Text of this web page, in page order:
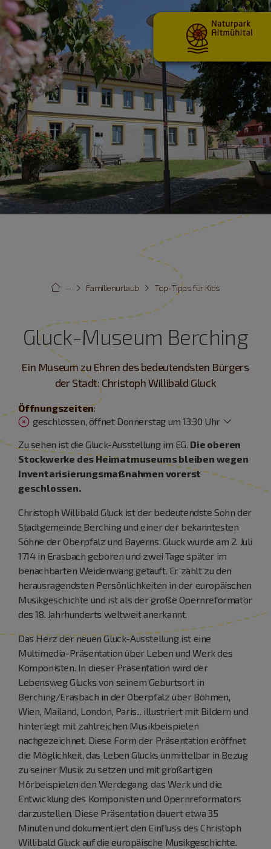
Top-Tipps für Kids
Familienurlaub
···
Gluck-Museum Berching
Ein Museum zu Ehren des bedeutendsten Bürgers
der Stadt: Christoph Willibald Gluck
Öffnungszeiten:
geschlossen, öffnet Donnerstag um 13:30 Uhr
Zu sehen ist die Gluck-Ausstellung im EG. Die oberen
Stockwerke des Heimatmuseums bleiben wegen
Inventarisierungsmaßnahmen vorerst
geschlossen.
Christoph Willibald Gluck ist der bedeutendste Sohn der
Stadtgemeinde Berching und einer der bekanntesten
Söhne der Oberpfalz und Bayerns. Gluck wurde am 2. Juli
1714 in Erasbach geboren und zwei Tage später im
benachbarten Weidenwang getauft. Er zählt zu den
herausragendsten Persönlichkeiten in der europäischen
Musikgeschichte und ist als der große Opernreformator
des 18. Jahrhunderts weltweit anerkannt.
Das Herz der neuen Gluck-Ausstellung ist eine
Multimedia-Präsentation über Leben und Werk des
Komponisten. In dieser Präsentation wird der
Lebensweg Glucks von seinem Geburtsort in
Berching/Erasbach in der Oberpfalz über Böhmen,
Wien, Mailand, London, Paris... illustriert mit Bildern und
hinterlegt mit zahlreichen Musikbeispielen
nachgezeichnet. Diese Form der Präsentation eröffnet
die Möglichkeit, das Leben Glucks unmittelbar in Bezug
zu seiner Musik zu setzen und mit großartigen
Hörbeispielen den Werdegang, das Werk und die
Entwicklung des Komponisten und Opernreformators
darzustellen. Diese Präsentation dauert etwa 35
Minuten und dokumentiert den Einfluss des Christoph
Willibald Gluck auf die europäische Musikgeschichte.